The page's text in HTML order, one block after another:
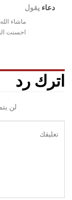
دعاء يقول
ماشاء الله
احسنت
اترك رد
لن